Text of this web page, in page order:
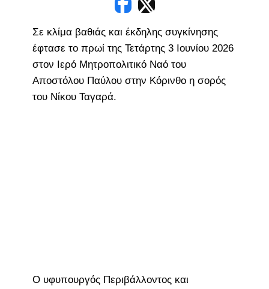
Σε κλίμα βαθιάς και έκδηλης συγκίνησης
έφτασε το πρωί της Τετάρτης 3 Ιουνίου 2026
στον Ιερό Μητροπολιτικό Ναό του
Αποστόλου Παύλου στην Κόρινθο η σορός
του Νίκου Ταγαρά.
Ο υφυπουργός Περιβάλλοντος και